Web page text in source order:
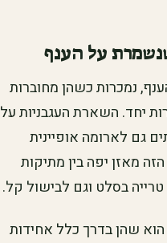
על הענף
נמכרות כשהן מחוברות
יחד. השארת העגבניות על
גם לארומה אופיינית
מאזן יפה בין מתיקות
בסלט וגם לבישול קל.
הוא שהן בדרך כלל אחידות